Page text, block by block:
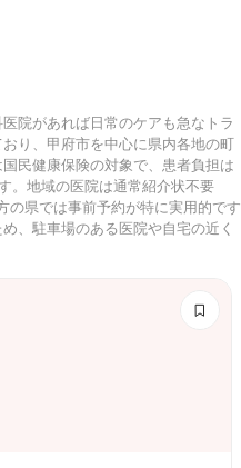
院があれば日常のケアも急なトラ
り、甲府市を中心に県内各地の町
民健康保険の対象で、患者負担は
。地域の医院は通常紹介状不要
の県では事前予約が特に実用的です
、駐車場のある医院や自宅の近く